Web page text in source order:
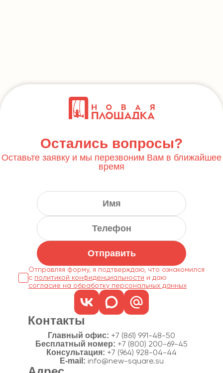
Остались вопросы?
Оставьте заявку и мы перезвоним Вам в ближайшее
время
Отправить
Отправляя форму, я подтверждаю, что ознакомился
с политикой конфиденциальности
согласие на обработку персональных данных
Контакты
Главный офис: +7 (861) 991-48-50
Бесплатный номер: +7 (800) 200-69-45
Консультация: +7 (964) 928-04-44
E-mail: info@new-square.su